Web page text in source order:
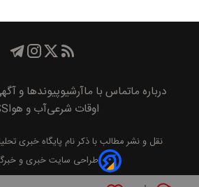
درباره ماتماس با ماآرشیوپیوند‌ها و
اوقات شرعیآب و هوا
نقل و نشر مطالب با ذکر نام پايگاه خبری
طراحی سایت خبری و